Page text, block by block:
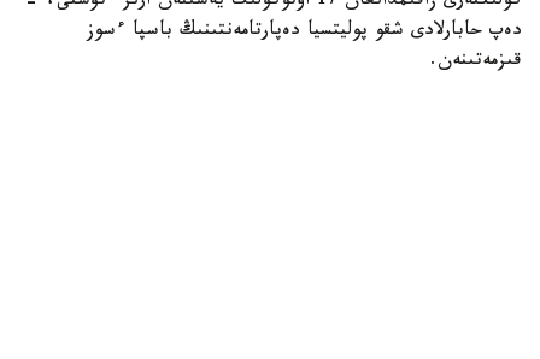
دەپ حابارلادى شقو پوليتسيا دەپارتامەنتىنىڭ باسپا ءسوز
قىزمەتىنەن.